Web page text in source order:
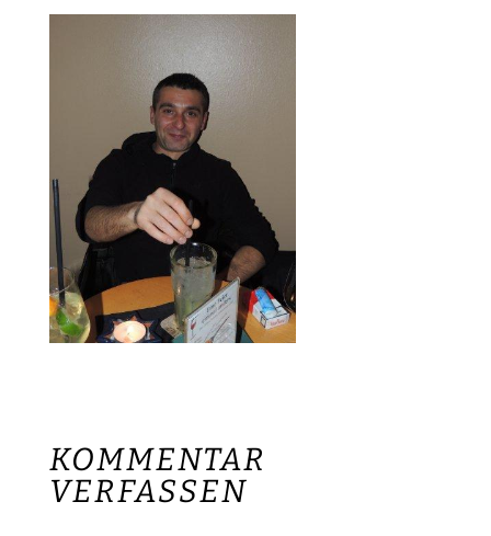
KOMMENTAR
VERFASSEN